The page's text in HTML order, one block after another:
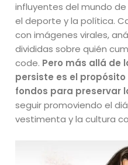
influyentes del mundo
el deporte y la política.
con imágenes virales,
divididas sobre quién
code. Pero más allá de
persiste es el
fondos para preservar
seguir promoviendo el
vestimenta y la cultura